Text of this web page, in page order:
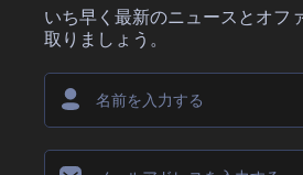
いち早く最新のニュースとオフ
取りましょう。